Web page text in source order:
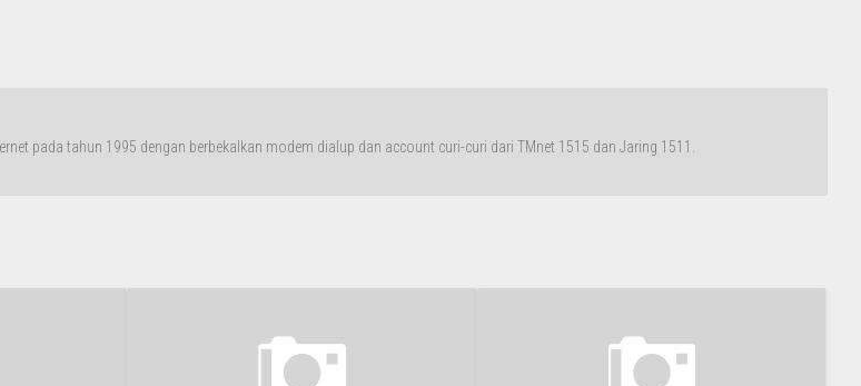
pada tahun 1995 dengan berbekalkan modem dialup dan account curi-curi dari TMnet 1515 dan Jaring 1511.